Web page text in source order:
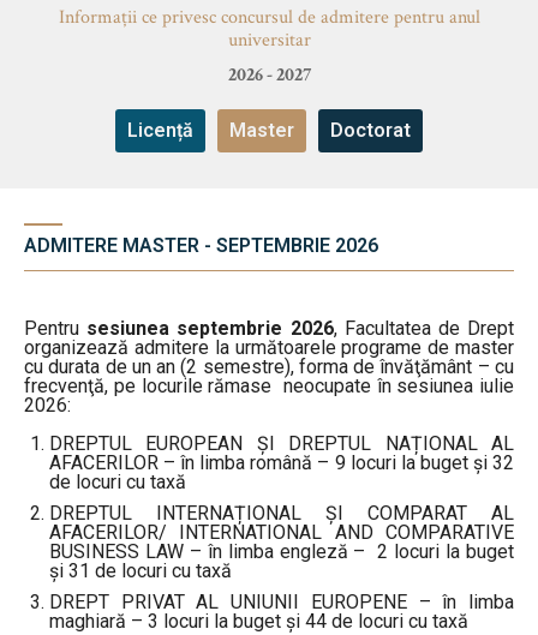
Echipa Facultății
Bibliotecă & Reviste
Contact
Admitere
Erasmus & Internațional
Despre Facultate
Bibliotecă & Reviste
Informaţii ce privesc concursul de admitere pentru anul
universitar
2026 - 2027
Licență Master Doctorat
ADMITERE MASTER - SEPTEMBRIE 2026
Pentru sesiunea septembrie 2026, Facultatea de Drept
organizează admitere la următoarele programe de master
cu durata de un an (2 semestre), forma de învăţământ – cu
frecvenţă, pe locurile rămase neocupate în sesiunea iulie
2026:
DREPTUL EUROPEAN ȘI DREPTUL NAȚIONAL AL
AFACERILOR – în limba română – 9 locuri la buget și 32
de locuri cu taxă
DREPTUL INTERNAȚIONAL ȘI COMPARAT AL
AFACERILOR/ INTERNATIONAL AND COMPARATIVE
BUSINESS LAW – în limba engleză – 2 locuri la buget
și 31 de locuri cu taxă
DREPT PRIVAT AL UNIUNII EUROPENE – în limba
maghiară – 3 locuri la buget și 44 de locuri cu taxă